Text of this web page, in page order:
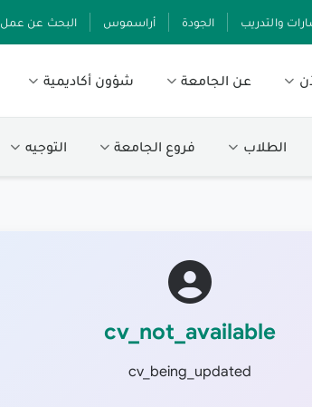
والتدريب الجودة أراسموس البحث عن عمل
عن الجامعة شؤون أكاديمية
الطلاب فروع الجامعة التوجيه
cv_not_available
cv_being_updated